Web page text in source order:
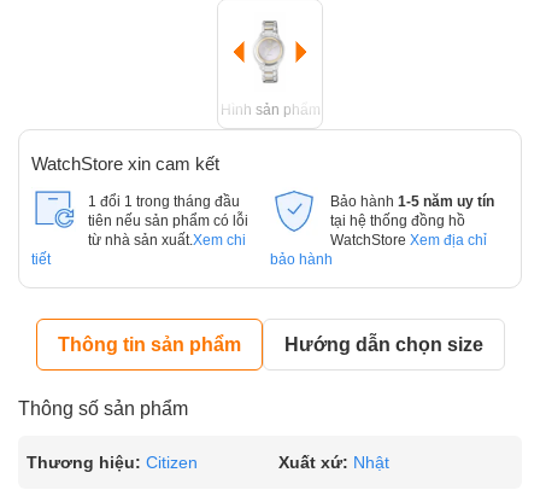
Hình sản phẩm
WatchStore xin cam kết
1 đổi 1 trong tháng đầu
tiên nếu sản phẩm có lỗi
từ nhà sản xuất. Xem chi
tiết
Bảo hành 1-5 năm uy tín
tại hệ thống đồng hồ
WatchStore Xem địa chỉ
bảo hành
Thông tin sản phẩm Hướng dẫn chọn size
Thông số sản phẩm
Thương hiệu: Citizen Xuất xứ: Nhật